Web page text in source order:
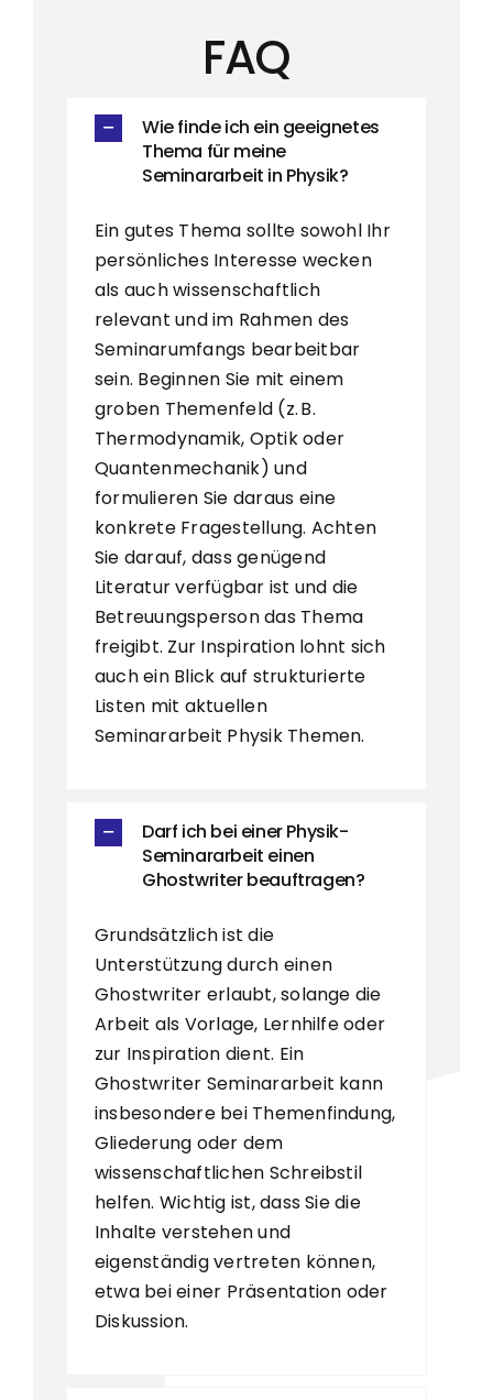
FAQ
Wie finde ich ein geeignetes
Thema für meine
Seminararbeit in Physik?
Ein gutes Thema sollte sowohl Ihr
persönliches Interesse wecken
als auch wissenschaftlich
relevant und im Rahmen des
Seminarumfangs bearbeitbar
sein. Beginnen Sie mit einem
groben Themenfeld (z. B.
Thermodynamik, Optik oder
Quantenmechanik) und
formulieren Sie daraus eine
konkrete Fragestellung. Achten
Sie darauf, dass genügend
Literatur verfügbar ist und die
Betreuungsperson das Thema
freigibt. Zur Inspiration lohnt sich
auch ein Blick auf strukturierte
Listen mit aktuellen
Seminararbeit Physik Themen.
Darf ich bei einer Physik-
Seminararbeit einen
Ghostwriter beauftragen?
Grundsätzlich ist die
Unterstützung durch einen
Ghostwriter erlaubt, solange die
Arbeit als Vorlage, Lernhilfe oder
zur Inspiration dient. Ein
Ghostwriter Seminararbeit kann
insbesondere bei Themenfindung,
Gliederung oder dem
wissenschaftlichen Schreibstil
helfen. Wichtig ist, dass Sie die
Inhalte verstehen und
eigenständig vertreten können,
etwa bei einer Präsentation oder
Diskussion.